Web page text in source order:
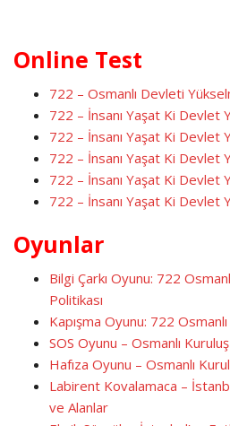
Online Test
722 – Osmanlı Devleti
722 – İnsanı Yaşat Ki Devlet
722 – İnsanı Yaşat Ki Devlet
722 – İnsanı Yaşat Ki Devlet
722 – İnsanı Yaşat Ki Devlet
722 – İnsanı Yaşat Ki Devlet
Oyunlar
Bilgi Çarkı Oyunu: 722
Politikası
Kapışma Oyunu: 722
SOS Oyunu – Osmanlı
Hafıza Oyunu – Osmanlı
Labirent Kovalamaca –
ve Alanlar